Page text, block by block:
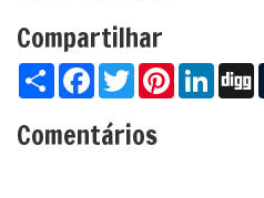
Compartilhar
Share FacebookTwitterPinterest
Comentários